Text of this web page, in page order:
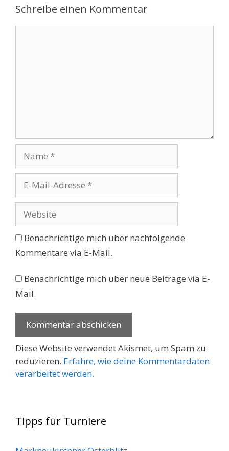
Schreibe einen Kommentar
Mail-
Adresse
Benachrichtige mich über nachfolgende
Kommentare via E-Mail.
Benachrichtige mich über neue Beiträge via E-
Mail.
Diese Website verwendet Akismet, um Spam zu
reduzieren. Erfahre, wie deine Kommentardaten
verarbeitet werden.
Tipps für Turniere